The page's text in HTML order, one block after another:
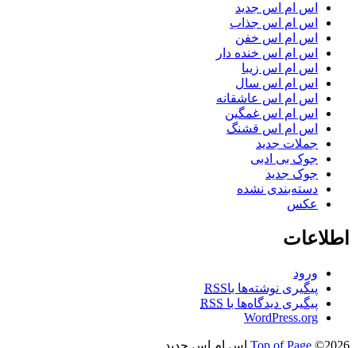
اس ام اس جدید
اس ام اس جذاب
اس ام اس خفن
اس ام اس خنده دار
اس ام اس زیبا
اس ام اس سال
اس ام اس عاشقانه
اس ام اس غمگین
اس ام اس قشنگ
جملات جدید
جوک بی ادبی
جوک جدید
دسته‌بندی نشده
عکس
اطلاعات
ورود
پیگیری نوشته‌ها باRSS
پیگیری دیدگاه‌ها با RSS
WordPress.org
Top of Page ©2026 اس ام اس جدید